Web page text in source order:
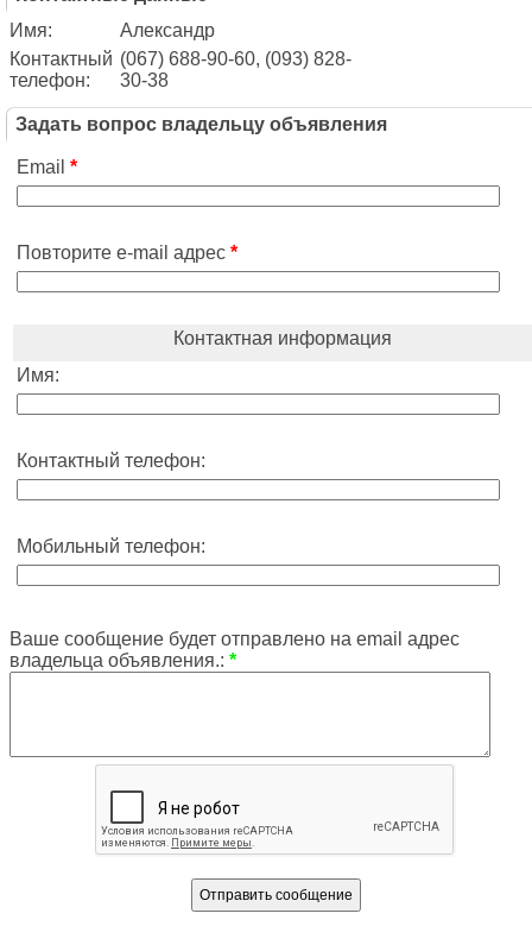
Имя:
Александр
Контактный
телефон:
(067) 688-90-60, (093) 828-
30-38
Задать вопрос владельцу объявления
Email *
Повторите e-mail адрес *
Контактная информация
Имя:
Контактный телефон:
Мобильный телефон:
Ваше сообщение будет отправлено на email адрес
владельца объявления.: *